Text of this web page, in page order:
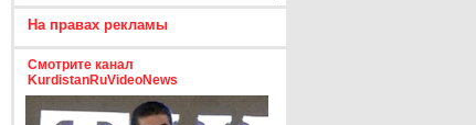
На правах рекламы
Смотрите канал
KurdistanRuVideoNews